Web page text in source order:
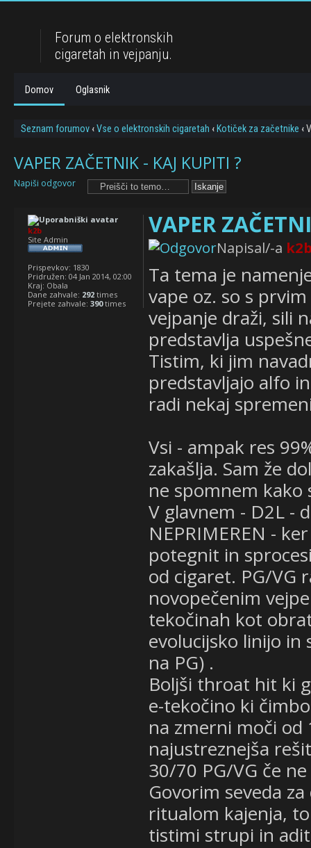
Forum o elektronskih
cigaretah in vejpanju.
Domov Oglasnik
Seznam forumov ‹Vse o elektronskih cigaretah ‹ Kotiček za začetnike ‹
VAPER ZAČETNIK - KAJ KUPITI ?
Napiši odgovor
VAPER
Napisal/-a
Ta tema je
vape oz. so s
vejpanje draži, sili
predstavlja
Tistim, ki jim
predstavljajo alfo
radi nekaj
Vsi - ampak res
zakašlja. Sam že
ne spomnem kako
V glavnem - D2L -
NEPRIMEREN -
potegnit in
od cigaret. PG/VG
novopečenim
tekočinah kot
evolucijsko linijo
na PG) .
Boljši throat hit ki
e-tekočino ki
na zmerni moči od
najustreznejša
30/70 PG/VG če
Govorim seveda
ritualom kajenja,
tistimi strupi in
k2b
Site Admin
Prispevkov: 1830
Pridružen: 04 Jan 2014, 02:00
Kraj: Obala
Dane zahvale: 292 times
Prejete zahvale: 390times